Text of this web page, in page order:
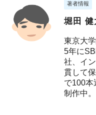
著者情報
堀田 健
東京大
5年に
社、イ
貫して
で100本
制作中。